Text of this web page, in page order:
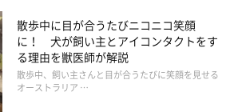
ー
どに、一時的に体温が上がることがありま
散歩中に目が合うたびニコニコ笑顔
に！ 犬が飼い主とアイコンタクトをす
る理由を獣医師が解説
散歩中、飼い主さんと目が合うたびに笑顔を見せる
オーストラリア …